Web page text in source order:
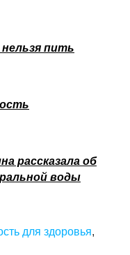
нельзя пить
рассказала об
воды
для здоровья,